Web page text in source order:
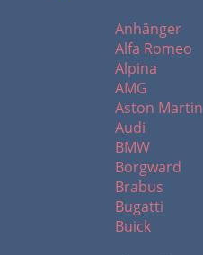
Anhänger
Alfa Romeo
Alpina
AMG
Aston Martin
Audi
BMW
Borgward
Brabus
Bugatti
Buick